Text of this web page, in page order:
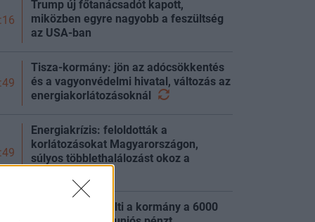
Trump új főtanácsadót kapott,
miközben egyre nagyobb a feszültség
az USA-ban
Tisza-kormány: jön az adócsökkentés
és a vagyonvédelmi hivatal, változás az
energiakorlátozásoknál
Energiakrízis: feloldották a
korlátozásokat Magyarországon,
súlyos többlethalálozást okoz a
Kiderült, mire költi a kormány a 6000